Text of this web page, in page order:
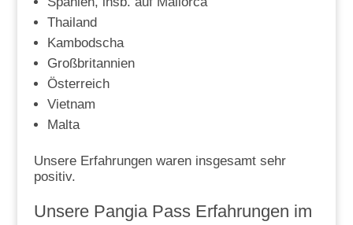
Thailand
Kambodscha
Großbritannien
Österreich
Vietnam
Malta
Unsere Erfahrungen waren insgesamt sehr
positiv.
Unsere Pangia Pass Erfahrungen im